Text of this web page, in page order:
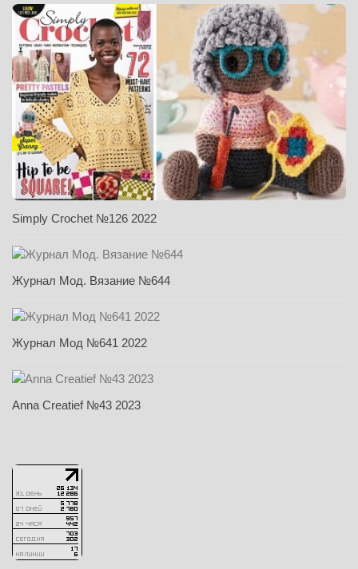
Simply Crochet №126 2022
Журнал Мод. Вязание №644
Журнал Мод №641 2022
Anna Creatief №43 2023